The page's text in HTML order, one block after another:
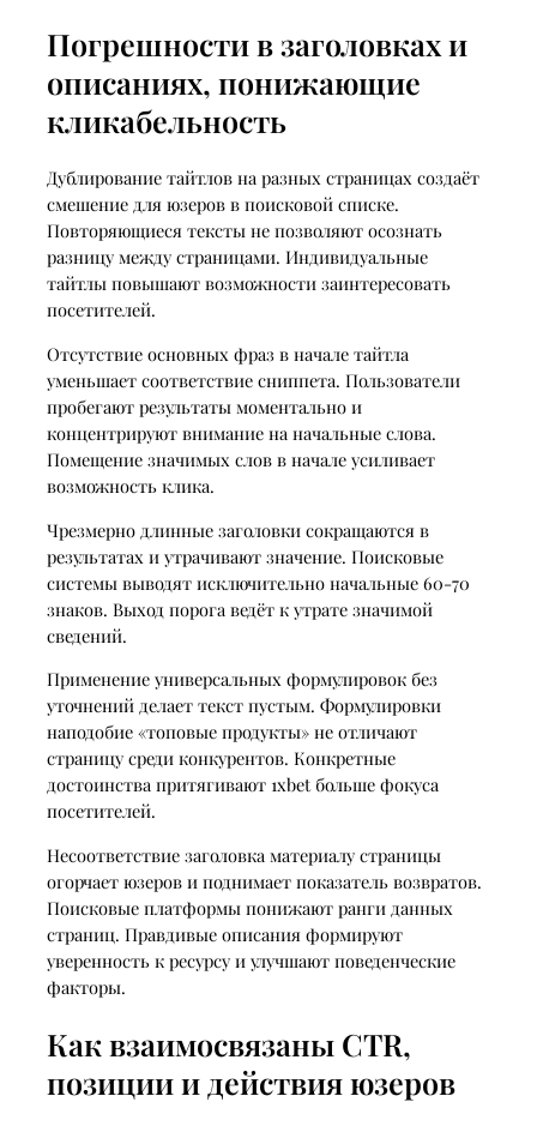
Погрешности в заголовках и
описаниях, понижающие
кликабельность
Дублирование тайтлов на разных страницах создаёт
смешение для юзеров в поисковой списке.
Повторяющиеся тексты не позволяют осознать
разницу между страницами. Индивидуальные
тайтлы повышают возможности заинтересовать
посетителей.
Отсутствие основных фраз в начале тайтла
уменьшает соответствие сниппета. Пользователи
пробегают результаты моментально и
концентрируют внимание на начальные слова.
Помещение значимых слов в начале усиливает
возможность клика.
Чрезмерно длинные заголовки сокращаются в
результатах и утрачивают значение. Поисковые
системы выводят исключительно начальные 60-70
знаков. Выход порога ведёт к утрате значимой
сведений.
Применение универсальных формулировок без
уточнений делает текст пустым. Формулировки
наподобие «топовые продукты» не отличают
страницу среди конкурентов. Конкретные
достоинства притягивают 1xbet больше фокуса
посетителей.
Несоответствие заголовка материалу страницы
огорчает юзеров и поднимает показатель возвратов.
Поисковые платформы понижают ранги данных
страниц. Правдивые описания формируют
уверенность к ресурсу и улучшают поведенческие
факторы.
Как взаимосвязаны CTR,
позиции и действия юзеров